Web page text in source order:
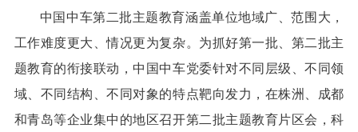
中国中车第二批主题教育涵盖单位地域广、范围大，
工作难度更大、情况更为复杂。为抓好第一批、第二批主
题教育的衔接联动，中国中车党委针对不同层级、不同领
域、不同结构、不同对象的特点靶向发力，在株洲、成都
和青岛等企业集中的地区召开第二批主题教育片区会，科